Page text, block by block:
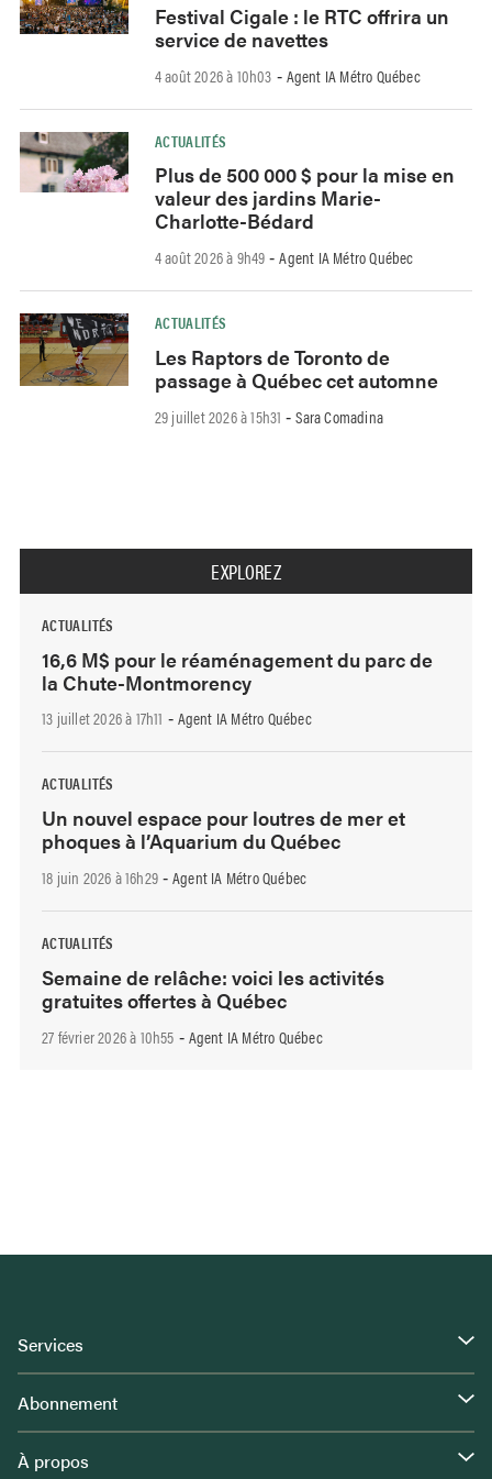
Festival Cigale : le RTC offrira un
service de navettes
4 août 2026 à 10h03 - Agent IA Métro Québec
ACTUALITÉS
Plus de 500 000 $ pour la mise en
valeur des jardins Marie-
Charlotte-Bédard
4 août 2026 à 9h49 -Agent IA Métro Québec
ACTUALITÉS
Les Raptors de Toronto de
passage à Québec cet automne
29 juillet 2026 à 15h31 -Sara Comadina
EXPLOREZ
ACTUALITÉS
16,6 M$ pour le réaménagement du parc de
la Chute-Montmorency
13 juillet 2026 à 17h11 - Agent IA Métro Québec
ACTUALITÉS
Un nouvel espace pour loutres de mer et
phoques à l’Aquarium du Québec
18 juin 2026 à 16h29 - Agent IA Métro Québec
ACTUALITÉS
Semaine de relâche: voici les activités
gratuites offertes à Québec
27 février 2026 à 10h55 - Agent IA Métro Québec
Services
Abonnement
À propos